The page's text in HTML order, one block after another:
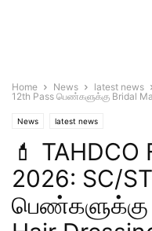
Home News latest news
12th Pass பெண்களுக்கு Bridal
News latest news
💄
2026: SC/
பெண்களுக்கு